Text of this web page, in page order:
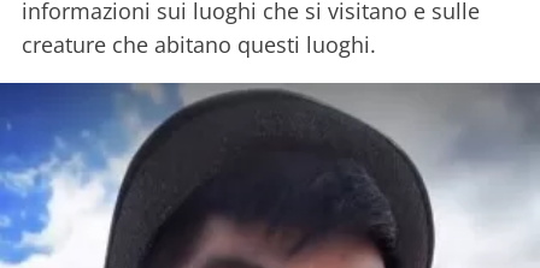
informazioni sui luoghi che si visitano e sulle
creature che abitano questi luoghi.